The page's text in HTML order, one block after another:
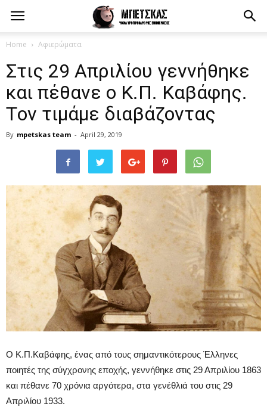
Home Αφιερώματα
Στις 29 Απριλίου γεννήθηκε
και πέθανε ο Κ.Π. Καβάφης.
Tον τιμάμε διαβάζοντας
By mpetskas team - April 29, 2019
Ο Κ.Π.Καβάφης, ένας από τους σημαντικότερους Έλληνες
ποιητές της σύγχρονης εποχής, γεννήθηκε στις 29 Απριλίου 1863
και πέθανε 70 χρόνια αργότερα, στα γενέθλιά του στις 29
Απριλίου 1933.